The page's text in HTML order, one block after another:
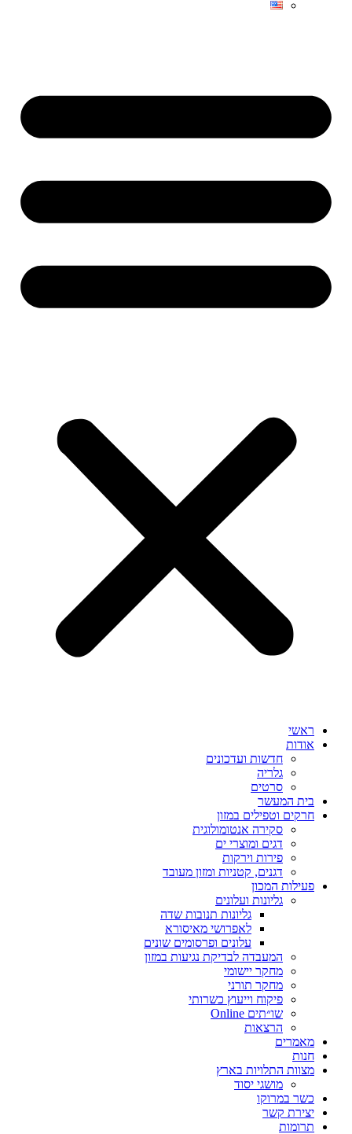
ראשי
אודות
חדשות ועדכונים
גלריה
סרטים
בית המעשר
חרקים וטפילים במזון
סקירה אנטומולוגית
דגים ומוצרי ים
פירות וירקות
דגנים, קטניות ומזון מעובד
פעילות המכון
גליונות ועלונים
גליונות תנובות שדה
לאפרושי מאיסורא
עלונים ופרסומים שונים
המעבדה לבדיקת נגיעות במזון
מחקר יישומי
מחקר תורני
פיקוח וייעוץ כשרותי
שו״תים Online
הרצאות
מאמרים
חנות
מצוות התלויות בארץ
מושגי יסוד
כשר במרוקו
יצירת קשר
תרומות